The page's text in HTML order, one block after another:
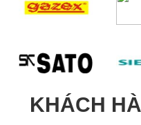
KHÁCH